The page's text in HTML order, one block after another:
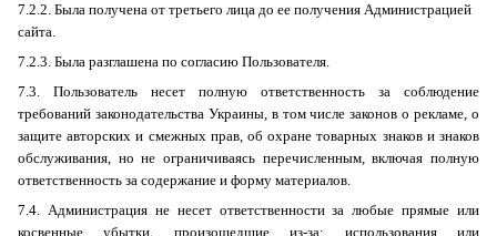
7.2.2. Была получена от третьего лица до ее получения Администрацией
сайта.
7.2.3. Была разглашена по согласию Пользователя.
7.3. Пользователь несет полную ответственность за соблюдение
требований законодательства Украины, в том числе законов о рекламе, о
защите авторских и смежных прав, об охране товарных знаков и знаков
обслуживания, но не ограничиваясь перечисленным, включая полную
ответственность за содержание и форму материалов.
7.4. Администрация не несет ответственности за любые прямые или
косвенные убытки, произошедшие из-за: использования или